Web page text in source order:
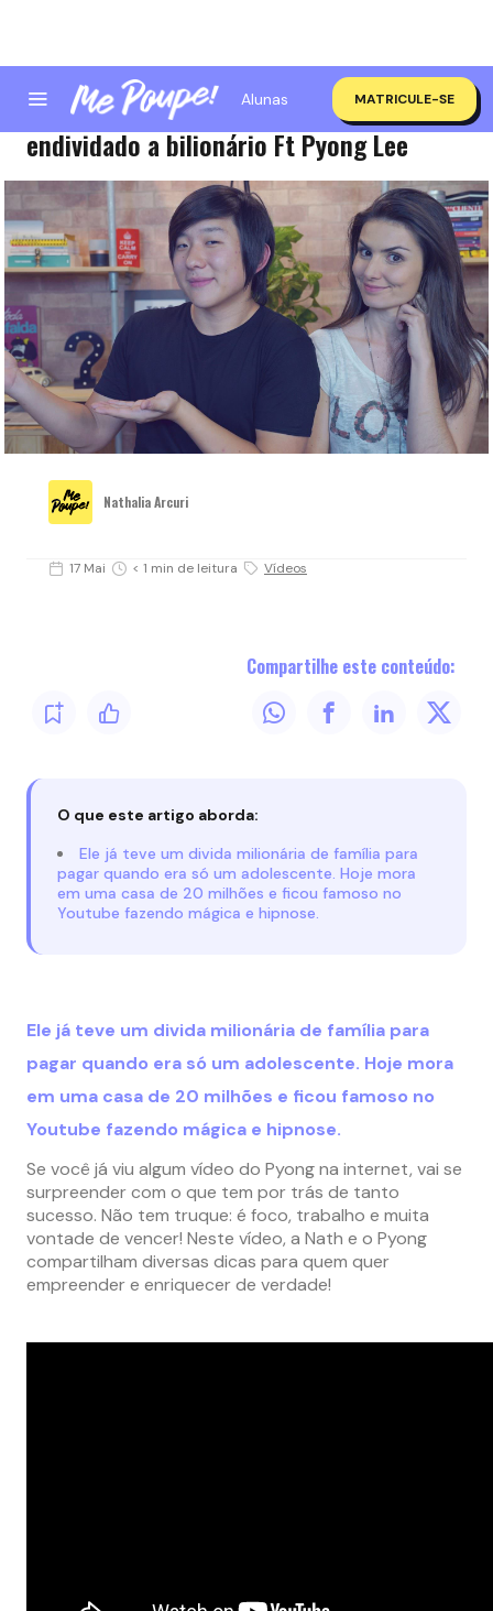
Alunas MATRICULE-SE
COMPROU UMA CASA DE 20 MILHÕES?! De
endividado a bilionário Ft Pyong Lee
Nathalia Arcuri
17 Mai < 1 min de leitura Vídeos
Compartilhe este conteúdo:
O que este artigo aborda:
Ele já teve um divida milionária de família para
pagar quando era só um adolescente. Hoje mora
em uma casa de 20 milhões e ficou famoso no
Youtube fazendo mágica e hipnose.
Ele já teve um divida milionária de família para
pagar quando era só um adolescente. Hoje mora
em uma casa de 20 milhões e ficou famoso no
Youtube fazendo mágica e hipnose.
Se você já viu algum vídeo do Pyong na internet, vai se
surpreender com o que tem por trás de tanto
sucesso. Não tem truque: é foco, trabalho e muita
vontade de vencer! Neste vídeo, a Nath e o Pyong
compartilham diversas dicas para quem quer
empreender e enriquecer de verdade!